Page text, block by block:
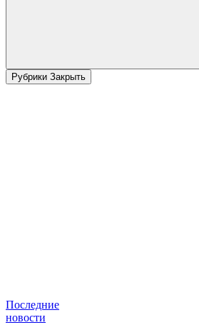
Рубрики Закрыть
Последние
новости